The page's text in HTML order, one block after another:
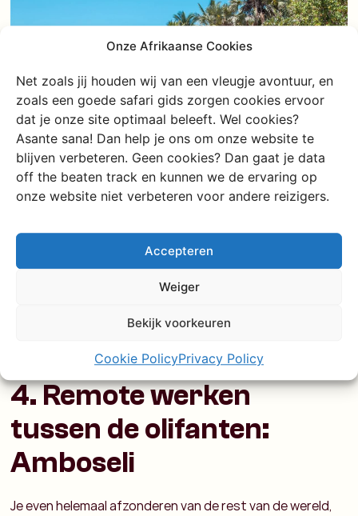
Onze Afrikaanse Cookies
Net zoals jij houden wij van een vleugje avontuur, en
zoals een goede safari gids zorgen cookies ervoor
dat je onze site optimaal beleeft. Wel cookies?
Asante sana! Dan help je ons om onze website te
blijven verbeteren. Geen cookies? Dan gaat je data
off the beaten track en kunnen we de ervaring op
onze website niet verbeteren voor andere reizigers.
Accepteren
Weiger
Bekijk voorkeuren
Cookie PolicyPrivacy Policy
Tip van Charlie! Rondom Lamu
worden traditionele dhows gebruikt
als vervoer op het water. Spring een
dhow in en verken de diepe
mangroven bossen!
4. Remote werken
tussen de olifanten:
Amboseli
Je even helemaal afzonderen van de rest van de wereld,